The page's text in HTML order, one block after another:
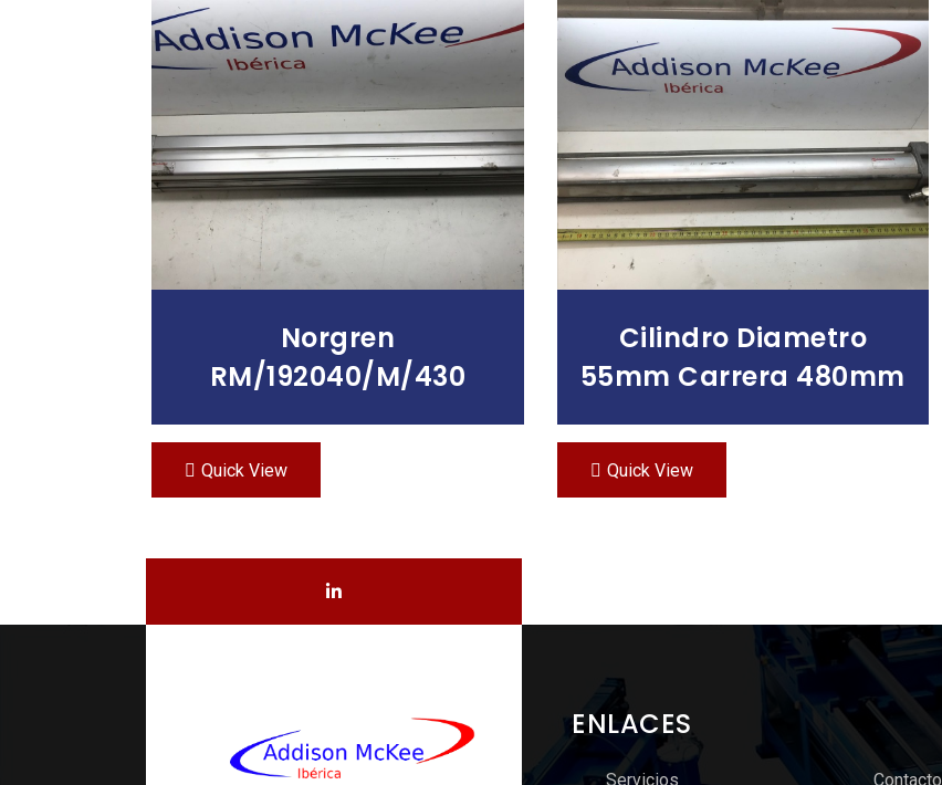
Leer Más
Norgren
RM/192040/M/430
Quick View
Leer Más
Cilindro Diametro
55mm Carrera 480mm
Quick View
ENLACES
Servicios
Contacto